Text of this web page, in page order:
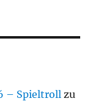
– Spieltroll zu